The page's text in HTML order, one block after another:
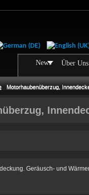
News Über Uns
Motorhaubenüberzug,
Geräusch- und